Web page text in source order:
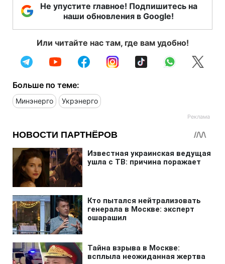
Не упустите главное! Подпишитесь на
наши обновления в Google!
Или читайте нас там, где вам удобно!
Больше по теме:
Минэнерго Укрэнерго